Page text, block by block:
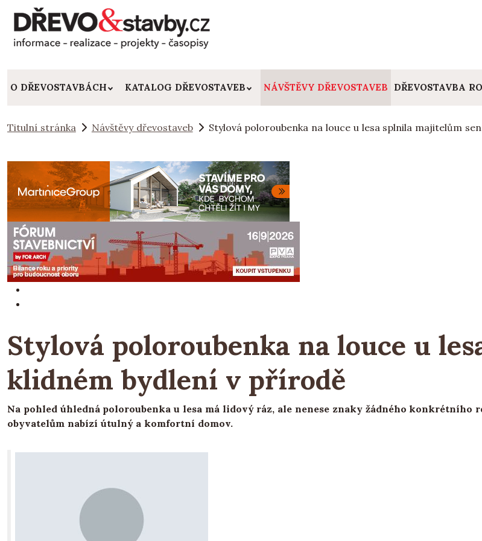
O DŘEVOSTAVBÁCH KATALOG DŘEVOSTAVEB NÁVŠTĚVY DŘEVOSTAVEB DŘEVOSTAVBA
Titulní stránka Návštěvy dřevostaveb Stylová poloroubenka na louce u lesa splnila majitelům
Stylová poloroubenka na louce u
klidném bydlení v přírodě
Na pohled úhledná poloroubenka u lesa má lidový ráz, ale nenese znaky žádného
obyvatelům nabízí útulný a komfortní domov.